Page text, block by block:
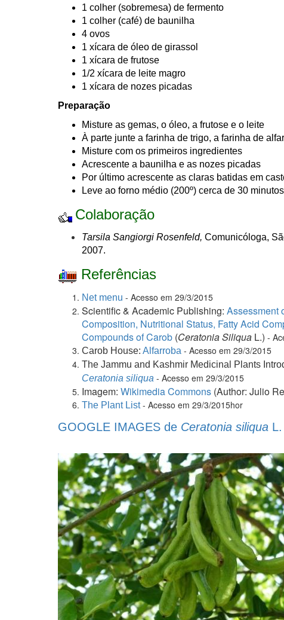
1 colher (sobremesa) de fermento
1 colher (café) de baunilha
4 ovos
1 xícara de óleo de girassol
1 xícara de frutose
1/2 xícara de leite magro
1 xícara de nozes picadas
Preparação
Misture as gemas, o óleo, a frutose e o leite
À parte junte a farinha de trigo, a farinha de
Misture com os primeiros ingredientes
Acrescente a baunilha e as nozes picadas
Por último acrescente as claras batidas em
Leve ao forno médio (200º) cerca de 30 minutos
Colaboração
Tarsila Sangiorgi Rosenfeld, Comunicóloga,
2007.
Referências
Net menu - Acesso em 29/3/2015
Scientific & Academic Publishing: Assessment
Composition, Nutritional Status, Fatty Acid
Compounds of Carob(Ceratonia SiliquaL.) - A
Carob House: Alfarroba- Acesso em 29/3/2015
The Jammu and Kashmir Medicinal Plants
Ceratonia siliqua- Acesso em 29/3/2015
Imagem: Wikimedia Commons(Author: Julio
The Plant List- Acesso em 29/3/2015hor
GOOGLE IMAGES de Ceratonia siliquaL.